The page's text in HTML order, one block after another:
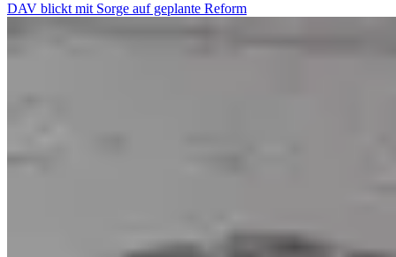
DAV blickt mit Sorge auf geplante Reform